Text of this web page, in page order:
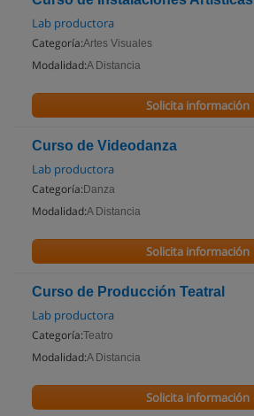
Lab productora
Categoría:Artes Visuales
Modalidad:A Distancia
Solicita información
Curso de Videodanza
Lab productora
Categoría: Danza
Modalidad:A Distancia
Solicita información
Curso de Producción Teatral
Lab productora
Categoría:Teatro
Modalidad:A Distancia
Solicita información